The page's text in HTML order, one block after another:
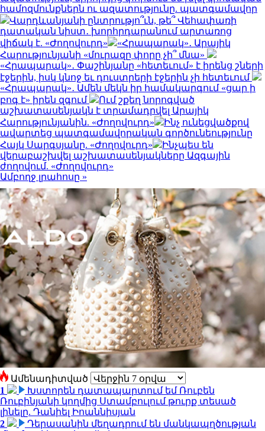
համոզմունքներն ու ազատությունը. պատգամավոր
Վարդևանյանի ընտրությո՞ւն, թե՞ Վեհափառի
դատական նիստ․ խորհրդարանում արտառոց
վիճակ է. «Ժողովուրդ»
«Հրապարակ»․ Արայիկ
Հարությունյանի «մուրազը փորը չի՞ մնա»
«Հրապարակ»․ Փաշինյանը «հետեւում» է իրենց շների
էջերին, իսկ կնոջ եւ դուստրերի էջերին չի հետեւում
«Հրապարակ»․ Ամեն մեկն իր համակարգում «ցար ի
բոգ է» իրեն զգում
Ում շքեղ նորոգված
աշխատասենյակն է տրամադրվել Արայիկ
Հարությունյանին. «Ժողովուրդ»
Ինչ ունեցվածքով
ավարտեց պատգամավորական գործունեությունը
Հայկ Սարգսյանը. «Ժողովուրդ»
Ինչպես են
վերաբաշխվել աշխատասենյակները Ազգային
ժողովում. «Ժողովուրդ»
Ամբողջ լրահոսը »
Ամենադիտված
1
Խստորեն դատապարտում եմ Ռուբեն
Ռուբինյանի կողմից Ստամբուլում թուրք տեսած
լինելը. Դանիել Իոաննիսյան
2
Դերասանին մեղադրում են մանկապղծության